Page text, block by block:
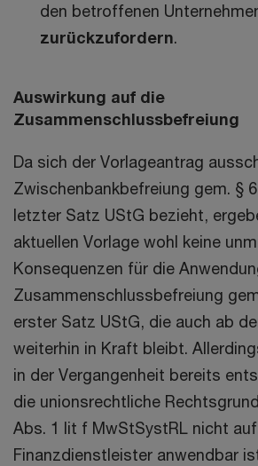
den betroffenen
zurückzufordern.
Auswirkung auf die
Zusammenschlussbefreiung
Da sich der Vorlageantrag
Zwischenbankbefreiung gem. §
letzter Satz UStG bezieht,
aktuellen Vorlage wohl keine
Konsequenzen für die
Zusammenschlussbefreiung
erster Satz UStG, die auch ab
weiterhin in Kraft bleibt.
in der Vergangenheit bereits
die unionsrechtliche
Abs. 1 lit f MwStSystRL nicht auf
Finanzdienstleister anwendbar